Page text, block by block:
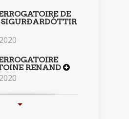
DE
RENAND